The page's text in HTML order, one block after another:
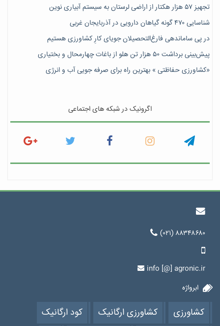
تجهیز ۵۷ هزار هکتار از اراضی لرستان به سیستم آبیاری نوین
شناسایی ۴۷٠ گونه گیاهان دارویی در آذربایجان غربی
در پی ساماندهی فارغ‌التحصیلان جویای کارِ کشاورزی هستیم
پیش‎‌بینی برداشت ۵۰ هزار تن هلو از باغات چهارمحال و بختیاری
«کشاورزی حفاظتی » بهترین راه برای صرفه جویی آب و انرژی
اگرونیک در شبکه های اجتماعی
(۰۲۱) ۸۸۳۴۸۶۸۰
info [@] agronic.ir
ابرواژه
کشاورزی کشاورزی ارگانیک کود ارگانیک